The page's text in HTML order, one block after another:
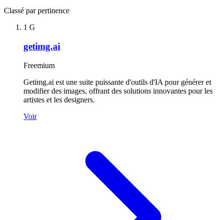
Classé par pertinence
1 G
getimg.ai
Freemium
Getimg.ai est une suite puissante d'outils d'IA pour générer et
modifier des images, offrant des solutions innovantes pour les
artistes et les designers.
Voir